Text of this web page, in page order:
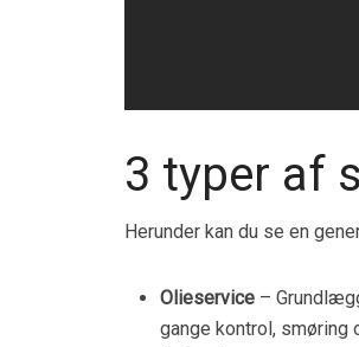
3 typer af
Herunder kan du se en
Olieservice –
gange kontrol,